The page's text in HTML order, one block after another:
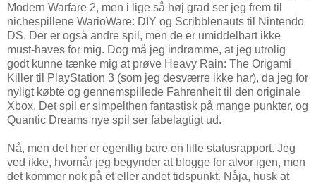
Modern Warfare 2, men i lige så høj grad ser jeg frem til
nichespillene WarioWare: DIY og Scribblenauts til Nintendo
DS. Der er også andre spil, men de er umiddelbart ikke
must-haves for mig. Dog må jeg indrømme, at jeg utrolig
godt kunne tænke mig at prøve Heavy Rain: The Origami
Killer til PlayStation 3 (som jeg desværre ikke har), da jeg for
nyligt købte og gennemspillede Fahrenheit til den originale
Xbox. Det spil er simpelthen fantastisk på mange punkter, og
Quantic Dreams nye spil ser fabelagtigt ud.
Nå, men det her er egentlig bare en lille statusrapport. Jeg
ved ikke, hvornår jeg begynder at blogge for alvor igen, men
det kommer nok på et eller andet tidspunkt. Nåja, husk at